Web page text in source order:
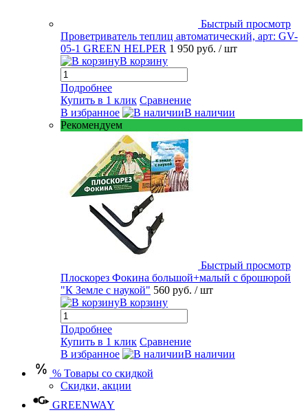
Быстрый просмотр
Проветриватель теплиц автоматический, арт: GV-
05-1 GREEN HELPER 1 950 руб. / шт
В корзину
Подробнее
Купить в 1 клик Сравнение
В избранное
В наличии
Рекомендуем
Быстрый просмотр
Плоскорез Фокина большой+малый с брошюрой
"К Земле с наукой" 560 руб. / шт
В корзину
Подробнее
Купить в 1 клик Сравнение
В избранное
В наличии
% Товары со скидкой
Скидки, акции
GREENWAY